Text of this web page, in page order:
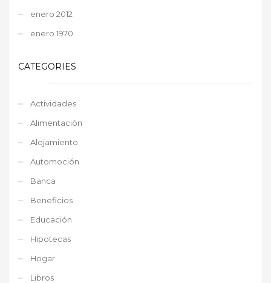
enero 2012
enero 1970
CATEGORIES
Actividades
Alimentación
Alojamiento
Automoción
Banca
Beneficios
Educación
Hipotecas
Hogar
Libros